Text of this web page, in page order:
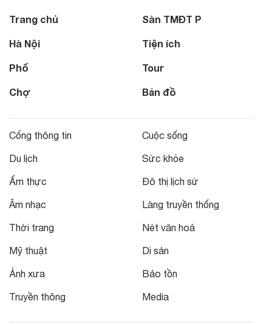
Trang chủ
Hà Nội
Phố
Chợ
Sàn TMĐT P
Tiện ích
Tour
Bản đồ
Cổng thông tin
Du lịch
Ẩm thực
Âm nhạc
Thời trang
Mỹ thuật
Ảnh xưa
Truyền thông
Cuộc sống
Sức khỏe
Đô thị lịch sử
Làng truyền thống
Nét văn hoá
Di sản
Bảo tồn
Media